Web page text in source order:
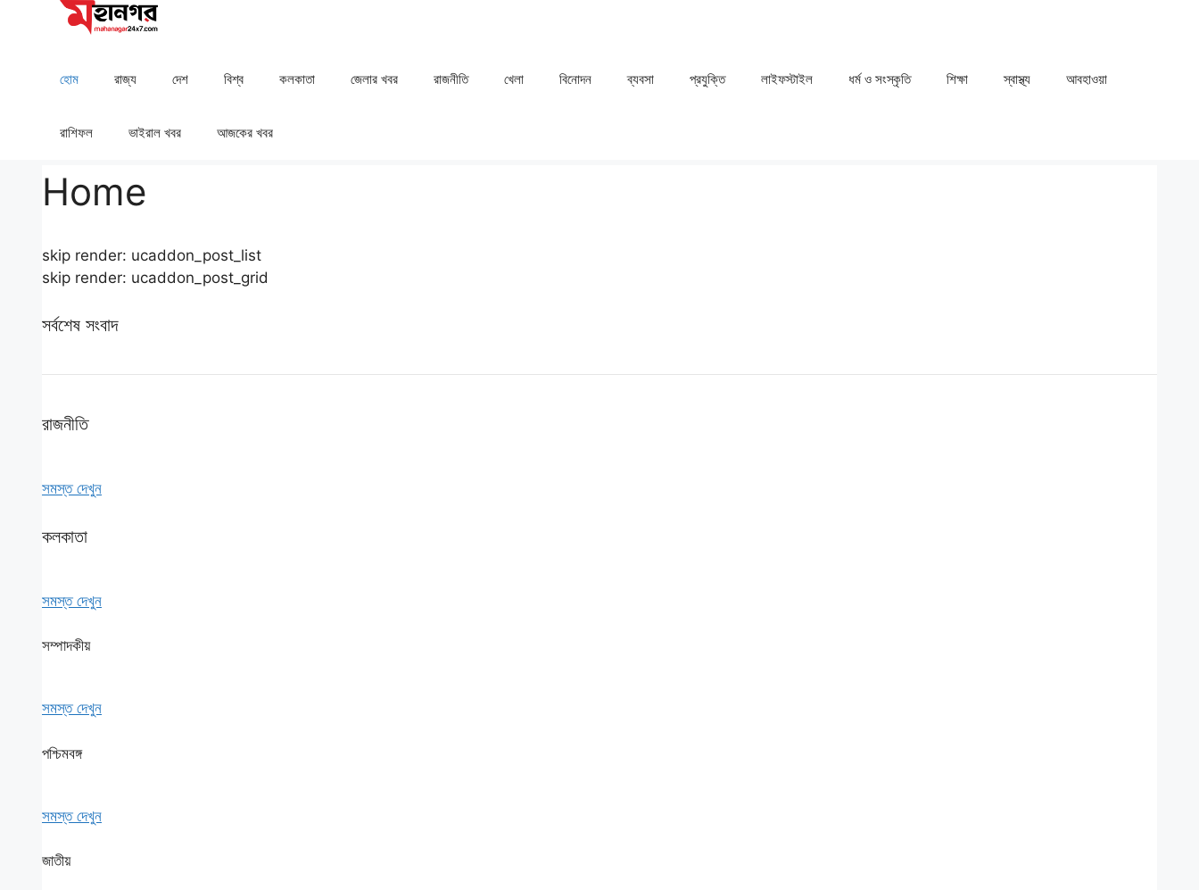
হোম রাজ্য দেশ ⁠বিশ্ব কলকাতা ⁠⁠জেলার খবর রাজনীতি খেলা ⁠বিনোদন ব্যবসা প্রযুক্তি লাইফস্টাইল ধর্ম ও সংস্কৃতি ⁠⁠শিক্ষা ⁠⁠স্বাস্থ্য ⁠⁠আবহাওয়া
রাশিফল ⁠⁠ভাইরাল খবর আজকের খবর
Home
skip render: ucaddon_post_list
skip render: ucaddon_post_grid
সর্বশেষ সংবাদ
রাজনীতি
সমস্ত দেখুন
কলকাতা
সমস্ত দেখুন
সম্পাদকীয়
সমস্ত দেখুন
পশ্চিমবঙ্গ
সমস্ত দেখুন
জাতীয়